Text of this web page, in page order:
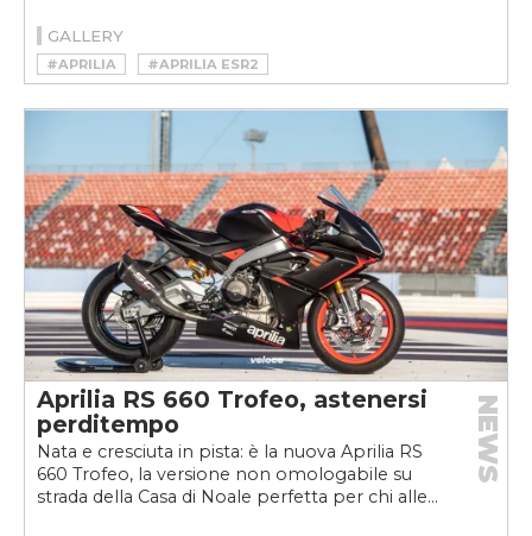
GALLERY
#APRILIA
#APRILIA ESR2
#MICROMOBILITÀ
#MICROMOBILITÀ ELETTRICA
#MOBILITÀ SOSTENIBILE
#MONOPATTINO
#MONOPATTINO ELETTRICO
#VELOCEKW
Aprilia RS 660 Trofeo, astenersi
perditempo
Nata e cresciuta in pista: è la nuova Aprilia RS
660 Trofeo, la versione non omologabile su
strada della Casa di Noale perfetta per chi alle...
NEWS